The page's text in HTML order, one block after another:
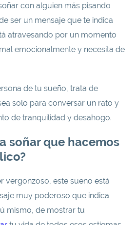
con alguien más pisando
ser un mensaje que te indica
atravesando por un momento
emocionalmente y necesita de
de tu sueño, trata de
solo para conversar un rato y
de tranquilidad y desahogo.
soñar que hacemos
vergonzoso, este sueño está
muy poderoso que indica
mismo, de mostrar tu